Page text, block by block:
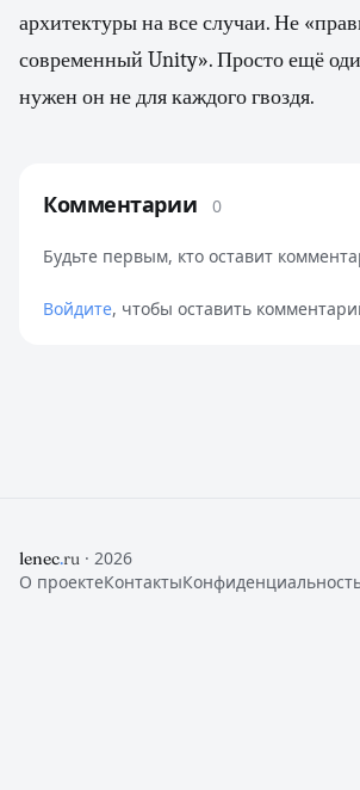
архитектуры на все случаи. Не
современный Unity». Просто ещё
нужен он не для каждого гвоздя.
Комментарии 0
Будьте первым, кто оставит
Войдите, чтобы оставить
lenec.ru · 2026
О проектеКонтакты